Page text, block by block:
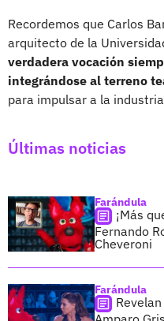
Recordemos que Carlos
arquitecto de la
verdadera vocación
integrándose al terreno
para impulsar a la
Últimas noticias
Farándula
¡Más
Fernando
Cheveroni
Farándula